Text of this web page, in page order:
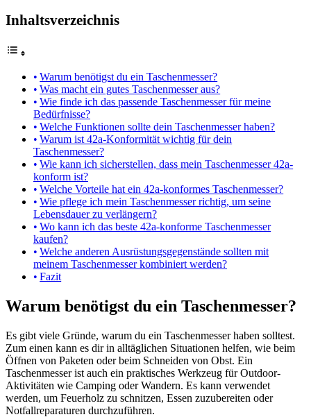
Inhaltsverzeichnis
Warum benötigst du ein Taschenmesser?
Was macht ein gutes Taschenmesser aus?
Wie finde ich das passende Taschenmesser für meine
Bedürfnisse?
Welche Funktionen sollte dein Taschenmesser haben?
Warum ist 42a-Konformität wichtig für dein
Taschenmesser?
Wie kann ich sicherstellen, dass mein Taschenmesser 42a-
konform ist?
Welche Vorteile hat ein 42a-konformes Taschenmesser?
Wie pflege ich mein Taschenmesser richtig, um seine
Lebensdauer zu verlängern?
Wo kann ich das beste 42a-konforme Taschenmesser
kaufen?
Welche anderen Ausrüstungsgegenstände sollten mit
meinem Taschenmesser kombiniert werden?
Fazit
Warum benötigst du ein Taschenmesser?
Es gibt viele Gründe, warum du ein Taschenmesser haben solltest.
Zum einen kann es dir in alltäglichen Situationen helfen, wie beim
Öffnen von Paketen oder beim Schneiden von Obst. Ein
Taschenmesser ist auch ein praktisches Werkzeug für Outdoor-
Aktivitäten wie Camping oder Wandern. Es kann verwendet
werden, um Feuerholz zu schnitzen, Essen zuzubereiten oder
Notfallreparaturen durchzuführen.